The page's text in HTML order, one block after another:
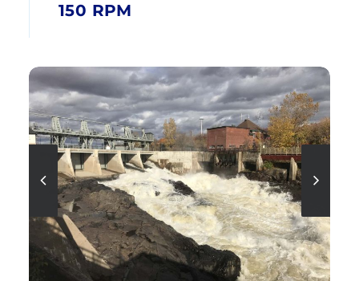
150 RPM